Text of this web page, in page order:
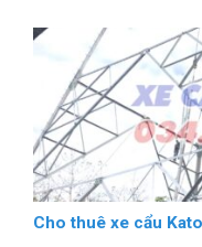
Cho thuê xe cẩu